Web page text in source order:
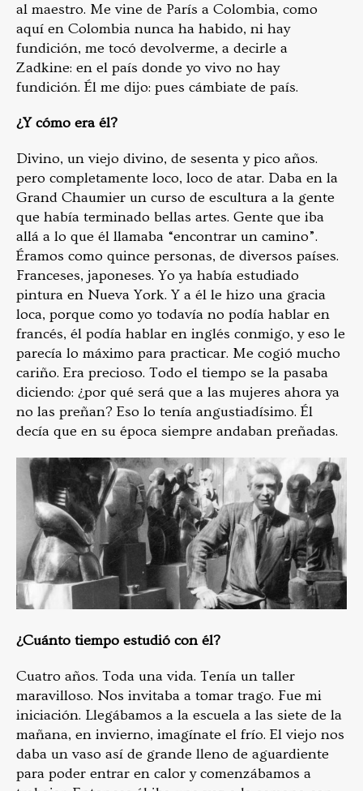
al maestro. Me vine de París a Colombia, como
aquí en Colombia nunca ha habido, ni hay
fundición, me tocó devolverme, a decirle a
Zadkine: en el país donde yo vivo no hay
fundición. Él me dijo: pues cámbiate de país.
¿Y cómo era él?
Divino, un viejo divino, de sesenta y pico años.
pero completamente loco, loco de atar. Daba en la
Grand Chaumier un curso de escultura a la gente
que había terminado bellas artes. Gente que iba
allá a lo que él llamaba “encontrar un camino”.
Éramos como quince personas, de diversos países.
Franceses, japoneses. Yo ya había estudiado
pintura en Nueva York. Y a él le hizo una gracia
loca, porque como yo todavía no podía hablar en
francés, él podía hablar en inglés conmigo, y eso le
parecía lo máximo para practicar. Me cogió mucho
cariño. Era precioso. Todo el tiempo se la pasaba
diciendo: ¿por qué será que a las mujeres ahora ya
no las preñan? Eso lo tenía angustiadísimo. Él
decía que en su época siempre andaban preñadas.
¿Cuánto tiempo estudió con él?
Cuatro años. Toda una vida. Tenía un taller
maravilloso. Nos invitaba a tomar trago. Fue mi
iniciación. Llegábamos a la escuela a las siete de la
mañana, en invierno, imagínate el frío. El viejo nos
daba un vaso así de grande lleno de aguardiente
para poder entrar en calor y comenzábamos a